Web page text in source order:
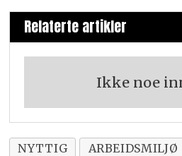
Relaterte artikler
Ikke noe
NYTTIG
ARBEIDSMILJØ